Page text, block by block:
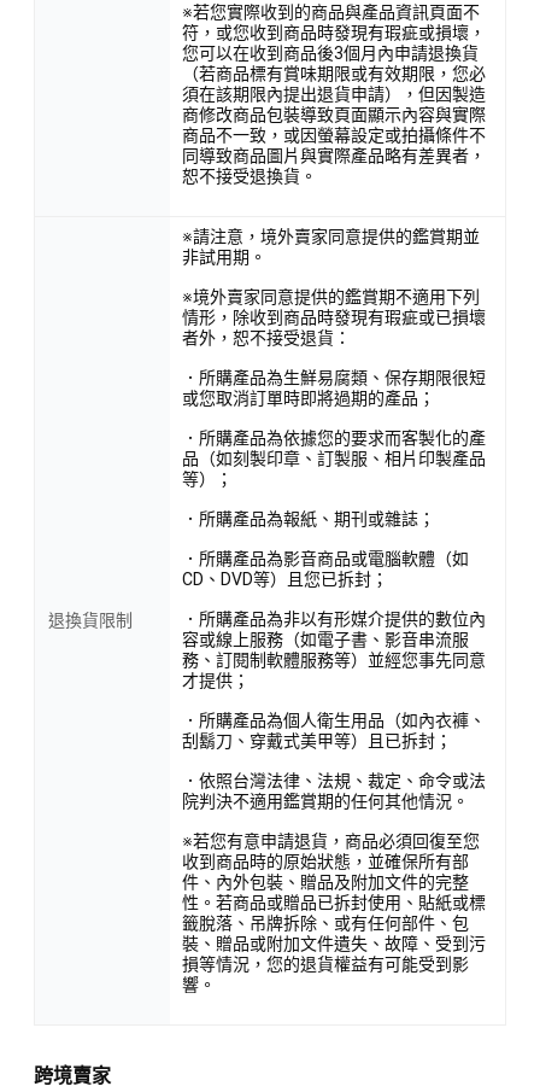
※若您實際收到的商品與產品資訊頁面不
符，或您收到商品時發現有瑕疵或損壞，
您可以在收到商品後3個月內申請退換貨
（若商品標有賞味期限或有效期限，您必
須在該期限內提出退貨申請），但因製造
商修改商品包裝導致頁面顯示內容與實際
商品不一致，或因螢幕設定或拍攝條件不
同導致商品圖片與實際產品略有差異者，
恕不接受退換貨。
退換貨限制
※請注意，境外賣家同意提供的鑑賞期並
非試用期。
※境外賣家同意提供的鑑賞期不適用下列
情形，除收到商品時發現有瑕疵或已損壞
者外，恕不接受退貨：
．所購產品為生鮮易腐類、保存期限很短
或您取消訂單時即將過期的產品；
．所購產品為依據您的要求而客製化的產
品（如刻製印章、訂製服、相片印製產品
等）；
．所購產品為報紙、期刊或雜誌；
．所購產品為影音商品或電腦軟體（如
CD、DVD等）且您已拆封；
．所購產品為非以有形媒介提供的數位內
容或線上服務（如電子書、影音串流服
務、訂閱制軟體服務等）並經您事先同意
才提供；
．所購產品為個人衛生用品（如內衣褲、
刮鬍刀、穿戴式美甲等）且已拆封；
．依照台灣法律、法規、裁定、命令或法
院判決不適用鑑賞期的任何其他情況。
※若您有意申請退貨，商品必須回復至您
收到商品時的原始狀態，並確保所有部
件、內外包裝、贈品及附加文件的完整
性。若商品或贈品已拆封使用、貼紙或標
籤脫落、吊牌拆除、或有任何部件、包
裝、贈品或附加文件遺失、故障、受到污
損等情況，您的退貨權益有可能受到影
響。
跨境賣家